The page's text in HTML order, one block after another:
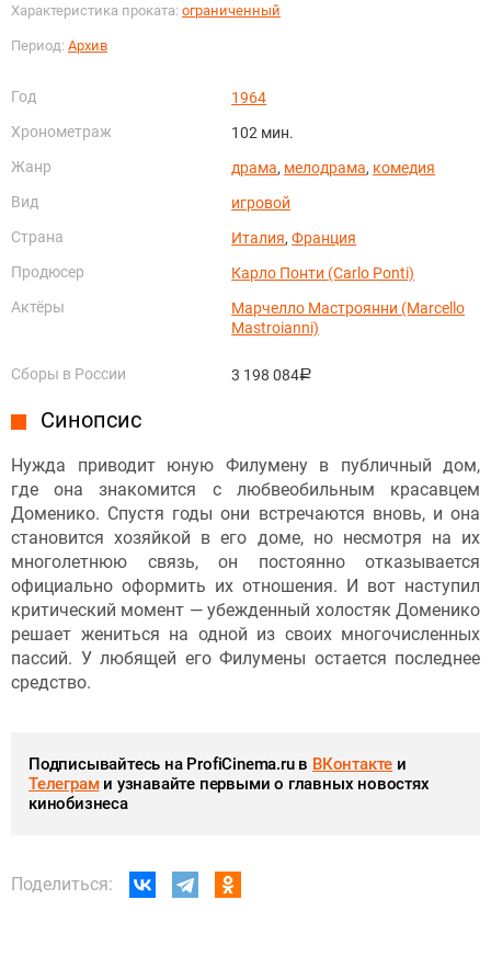
Характеристика проката: ограниченный
Период: Архив
Год
1964
Хронометраж
102 мин.
Жанр
драма, мелодрама, комедия
Вид
игровой
Страна
Италия,Франция
Продюсер
Карло Понти (Carlo Ponti)
Актёры
Марчелло Мастроянни (Marcello
Mastroianni)
Сборы в России 3 198 084руб.
Синопсис
Нужда приводит юную Филумену в публичный дом,
где она знакомится с любвеобильным красавцем
Доменико. Спустя годы они встречаются вновь, и она
становится хозяйкой в его доме, но несмотря на их
многолетнюю связь, он постоянно отказывается
официально оформить их отношения. И вот наступил
критический момент — убежденный холостяк Доменико
решает жениться на одной из своих многочисленных
пассий. У любящей его Филумены остается последнее
средство.
Подписывайтесь на ProfiCinema.ru в ВКонтакте и
Телеграми узнавайте первыми о главных новостях
кинобизнеса
Поделиться: